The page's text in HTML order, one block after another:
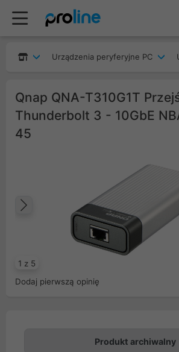
Urządzenia peryferyjne PC
Qnap QNA-T310G1T
Thunderbolt 3 - 10GbE
45
1 z 5
Poprzedni
Dodaj pierwszą opinię
Produkt archiwalny